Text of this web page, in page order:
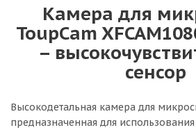
Камера для
ToupCam
–
сенсор
Высокодетальная камера для
предназначенная для